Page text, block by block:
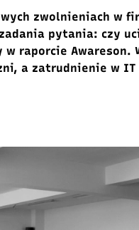
zwolnieniach w
pytania: czy
w raporcie Awareson.
a zatrudnienie w